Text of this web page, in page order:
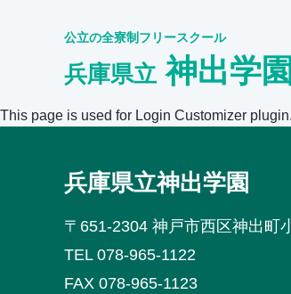
公立の全寮制フリースクール
兵庫県立 神出学園
This page is used for Login Customizer
兵庫県立神出学園
〒651-2304 神戸市西区神出町
TEL 078-965-1122
FAX 078-965-1123